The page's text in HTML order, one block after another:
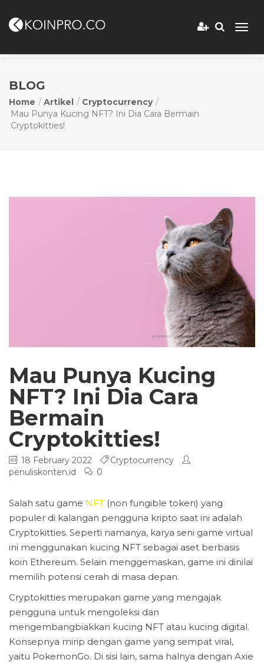
BLOG
Home Artikel
Cryptocurrency
Mau Punya Kucing NFT? Ini Dia Cara Bermain
Cryptokitties!
Mau Punya Kucing
NFT? Ini Dia Cara
Bermain
Cryptokitties!
18 February 2022
Cryptocurrency
penuliskonten.id
0
Salah satu game NFT (non fungible token) yang
populer di kalangan pengguna kripto saat ini adalah
Cryptokitties. Seperti namanya, karya seni game virtual
ini menggunakan kucing NFT sebagai aset berbasis
koin Ethereum. Selain menggemaskan, game ini dinilai
memilih potensi cerah di masa depan.
Cryptokitties merupakan game yang mengajak
pengguna untuk mengoleksi dan
mengembangbiakkan kucing NFT atau kucing digital.
Konsepnya mirip dengan game yang sempat viral,
yaitu PokemonGo. Di sisi lain, sama halnya dengan Axie